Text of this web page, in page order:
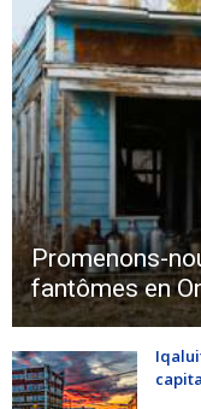
Promenons-
fantômes en